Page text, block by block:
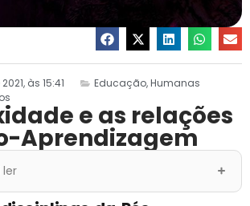
às 15:41 Educação,Humanas
e as relações
Aprendizagem
ler